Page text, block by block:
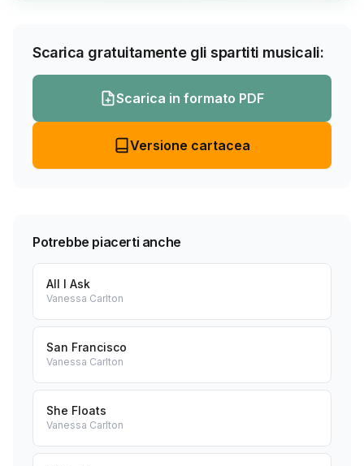
Scarica gratuitamente gli spartiti musicali:
Scarica in formato PDF
Versione cartacea
Potrebbe piacerti anche
All I Ask
Vanessa Carlton
San Francisco
Vanessa Carlton
She Floats
Vanessa Carlton